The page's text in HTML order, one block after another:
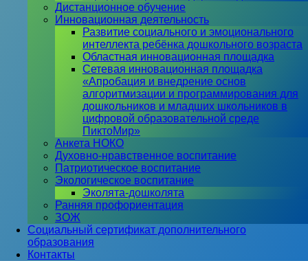
Дистанционное обучение
Инновационная деятельность
Развитие социального и эмоционального
интеллекта ребёнка дошкольного возраста
Областная инновационная площадка
Сетевая инновационная площадка
«Апробация и внедрение основ
алгоритмизации и программирования для
дошкольников и младших школьников в
цифровой образовательной среде
ПиктоМир»
Анкета НОКО
Духовно-нравственное воспитание
Патриотическое воспитание
Экологическое воспитание
Эколята-дошколята
Ранняя профориентация
ЗОЖ
Социальный сертификат дополнительного
образования
Контакты